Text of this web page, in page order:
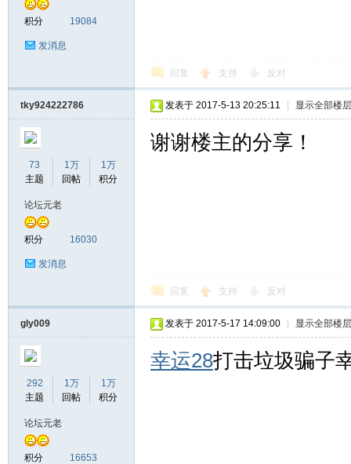
积分 19084
发消息
回复 支持 反对
tky924222786
73
主题
1万
回帖
1万
积分
论坛元老
积分 16030
发消息
发表于 2017-5-13 20:25:11 显示全部楼层
谢谢楼主的分享！
回复 支持 反对
gly009
292
主题
1万
回帖
1万
积分
论坛元老
积分 16653
发表于 2017-5-17 14:09:00 显示全部楼层
幸运28打击垃圾骗子